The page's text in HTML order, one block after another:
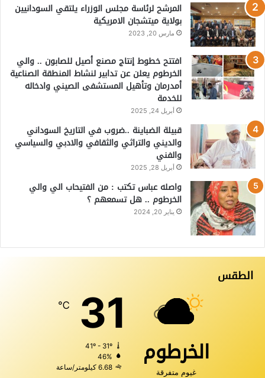
المرشح لرئاسة مجلس الوزراء يلتقي السودانيين
بولاية ميتشجان الامريكية
مارس 20, 2023
افتتح خطوط إنتاج مصنع أصيل للصابون .. والي
الخرطوم يعلن عن تدابير لنشاط المنطقة الصناعية
أمدرمان وتأهيل المستشفى الصيني وادخاله
للخدمة
أبريل 24, 2025
قبيلة الضباينة ..ضروب في التاريخ السوداني
والديني والتراثي والثقافي والادبي والسياسي
والفني
أبريل 28, 2025
واصله عباس تكتب : من الفتيحاب الي والي
الخرطوم .. هل تسمعهم ؟
يناير 20, 2024
الطقس
الخرطوم
غيوم متفرقة
31
℃
41º - 31º
46%
6.68 كيلومتر/ساعة